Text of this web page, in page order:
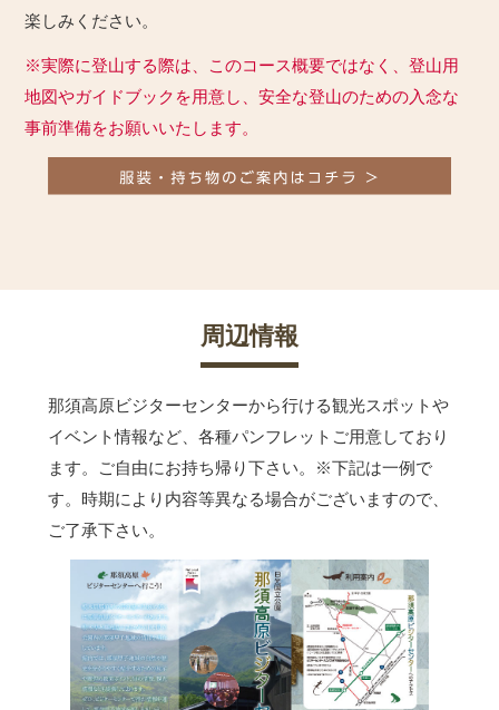
楽しみください。
※実際に登山する際は、このコース概要ではなく、登山用
地図やガイドブックを用意し、安全な登山のための入念な
事前準備をお願いいたします。
周辺情報
那須高原ビジターセンターから行ける観光スポットや
イベント情報など、各種パンフレットご用意しており
ます。ご自由にお持ち帰り下さい。
※下記は一例で
す。時期により内容等異なる場合がございますので、
ご了承下さい。